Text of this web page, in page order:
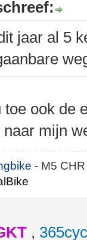
jaar al 5
toe ook de
mijn
- M5
,